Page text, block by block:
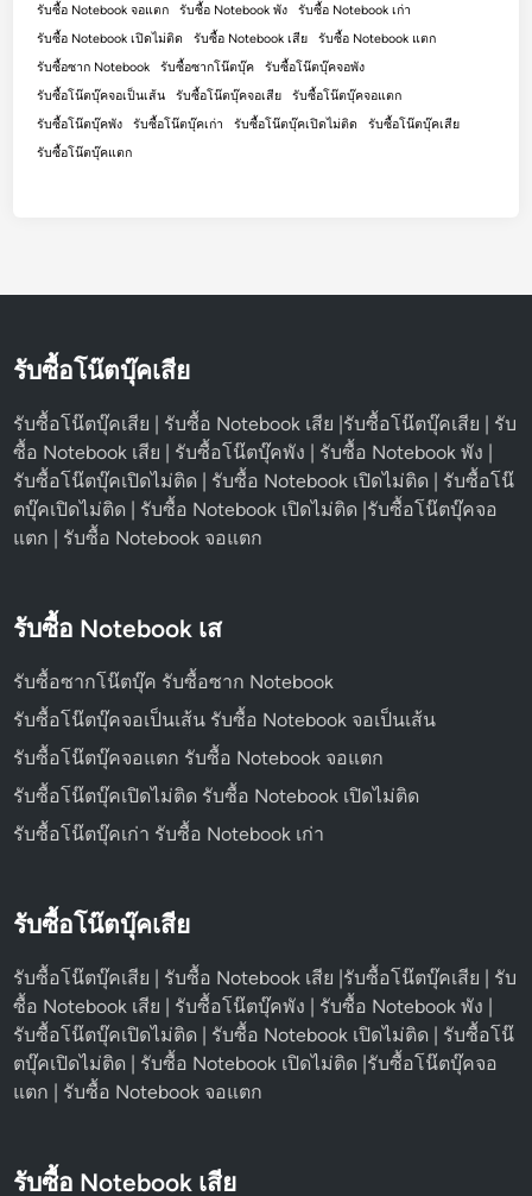
รับซื้อ Notebook จอแตก
รับซื้อ Notebook พัง
รับซื้อ Notebook เก่า
รับซื้อ Notebook เปิดไม่ติด
รับซื้อ Notebook เสีย
รับซื้อ Notebook แตก
รับซื้อซาก Notebook
รับซื้อซากโน๊ตบุ๊ค
รับซื้อโน๊ตบุ๊คจอพัง
รับซื้อโน๊ตบุ๊คจอเป็นเส้น
รับซื้อโน๊ตบุ๊คจอเสีย
รับซื้อโน๊ตบุ๊คจอแตก
รับซื้อโน๊ตบุ๊คพัง
รับซื้อโน๊ตบุ๊คเก่า รับซื้อโน๊ตบุ๊คเปิดไม่ติด
รับซื้อโน๊ตบุ๊คเสีย
รับซื้อโน๊ตบุ๊คแตก
รับซื้อโน๊ตบุ๊คเสีย
รับซื้อโน๊ตบุ๊คเสีย | รับซื้อ Notebook เสีย |รับซื้อโน๊ตบุ๊คเสีย | รับ
ซื้อ Notebook เสีย | รับซื้อโน๊ตบุ๊คพัง | รับซื้อ Notebook พัง |
รับซื้อโน๊ตบุ๊คเปิดไม่ติด | รับซื้อ Notebook เปิดไม่ติด | รับซื้อโน๊
ตบุ๊คเปิดไม่ติด | รับซื้อ Notebook เปิดไม่ติด |รับซื้อโน๊ตบุ๊คจอ
แตก | รับซื้อ Notebook จอแตก
รับซื้อ Notebook เส
รับซื้อซากโน๊ตบุ๊ค รับซื้อซาก Notebook
รับซื้อโน๊ตบุ๊คจอเป็นเส้น รับซื้อ Notebook จอเป็นเส้น
รับซื้อโน๊ตบุ๊คจอแตก รับซื้อ Notebook จอแตก
รับซื้อโน๊ตบุ๊คเปิดไม่ติด รับซื้อ Notebook เปิดไม่ติด
รับซื้อโน๊ตบุ๊คเก่า รับซื้อ Notebook เก่า
รับซื้อโน๊ตบุ๊คเสีย
รับซื้อโน๊ตบุ๊คเสีย | รับซื้อ Notebook เสีย |รับซื้อโน๊ตบุ๊คเสีย | รับ
ซื้อ Notebook เสีย | รับซื้อโน๊ตบุ๊คพัง | รับซื้อ Notebook พัง |
รับซื้อโน๊ตบุ๊คเปิดไม่ติด | รับซื้อ Notebook เปิดไม่ติด | รับซื้อโน๊
ตบุ๊คเปิดไม่ติด | รับซื้อ Notebook เปิดไม่ติด |รับซื้อโน๊ตบุ๊คจอ
แตก | รับซื้อ Notebook จอแตก
รับซื้อ Notebook เสีย